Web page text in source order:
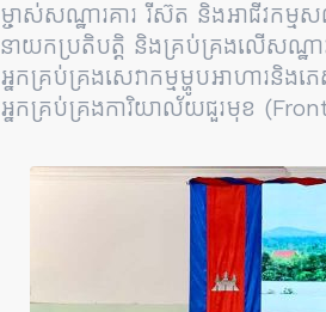
ម្ចាស់សណ្ឋារគារ រីស៊ត និងអាជីវកម្មស
នាយកប្រតិបត្តិ និងគ្រប់គ្រងលើសណ្ឋា
អ្នកគ្រប់គ្រងសេវាកម្មម្ហូបអាហារនិងភេ
អ្នកគ្រប់គ្រងការិយាល័យជួរមុខ